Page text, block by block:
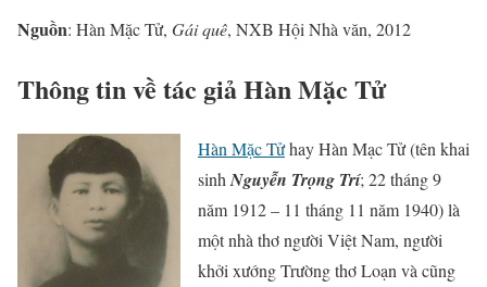
Nguồn: Hàn Mặc Tử, Gái quê, NXB Hội Nhà văn, 2012
Thông tin về tác giả Hàn Mặc Tử
Hàn Mặc Tửhay Hàn Mạc Tử (tên khai
sinh Nguyễn Trọng Trí; 22 tháng 9
năm 1912 – 11 tháng 11 năm 1940) là
một nhà thơ người Việt Nam, người
khởi xướng Trường thơ Loạn và cũng